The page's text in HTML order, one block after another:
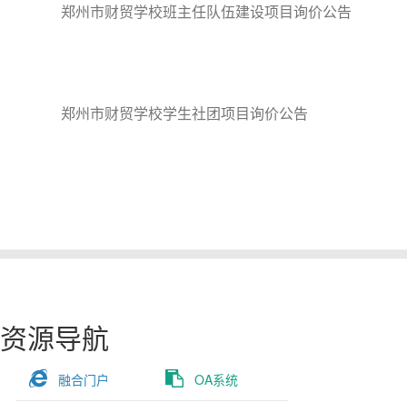
郑州市财贸学校班主任队伍建设项目询价公告
郑州市财贸学校学生社团项目询价公告
资源导航
融合门户 OA系统